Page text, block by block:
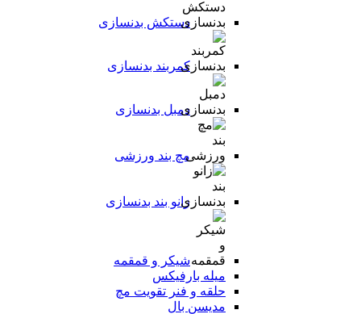
دستکش بدنسازی
کمربند بدنسازی
دمبل بدنسازی
مچ بند ورزشی
زانو بند بدنسازی
شیکر و قمقمه
میله بارفیکس
حلقه و فنر تقویت مچ
مدیسن بال